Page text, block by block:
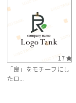
17
「良」をモチーフにし
たロ...